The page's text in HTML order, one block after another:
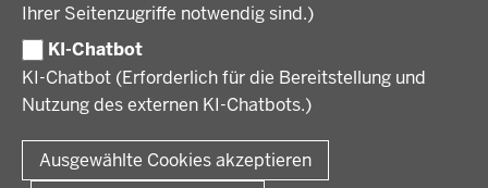
Ihrer Seitenzugriffe notwendig sind.)
KI-Chatbot
KI-Chatbot (Erforderlich für die Bereitstellung und
Nutzung des externen KI-Chatbots.)
Ausgewählte Cookies akzeptieren
Volljurist:in
Praktikum
Stellenangebote im Schulbereich
Amtsblatt
Verfahrensübersichten
PRESSE
Pressemitteilungen
Podcast
© 2026 Bezirksregierung Münster
Fußzeile
Impressum Datenschutz Rechtliche Hinweise
Kurzlink zu dieser Seite